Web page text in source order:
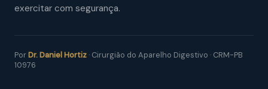
exercitar com segurança.
PorDr. Daniel Hortiz · Cirurgião do Aparelho Digestivo · CRM-PB
10976